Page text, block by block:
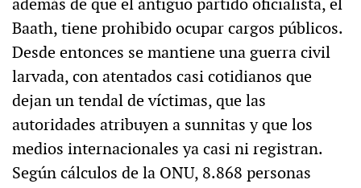
Baath, tiene prohibido ocupar cargos públicos.
Desde entonces se mantiene una guerra civil
larvada, con atentados casi cotidianos que
dejan un tendal de víctimas, que las
autoridades atribuyen a sunnitas y que los
medios internacionales ya casi ni registran.
Según cálculos de la ONU, 8.868 personas